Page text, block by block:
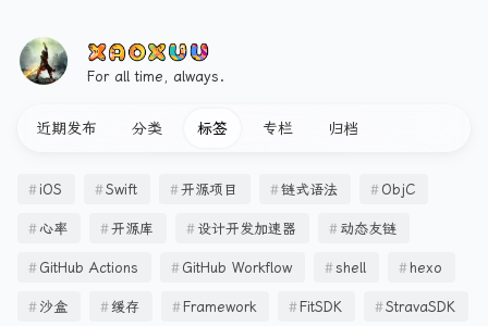
For all time, always.
近期发布 分类 标签 专栏 归档
iOS Swift 开源项目 链式语法 ObjC
心率 开源库 设计开发加速器 动态友链
GitHub Actions GitHub Workflow shell hexo
沙盒 缓存 Framework FitSDK StravaSDK